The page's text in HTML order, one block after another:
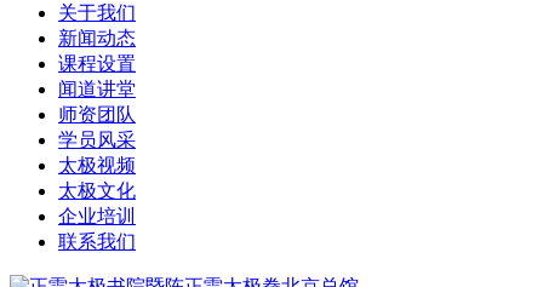
关于我们
新闻动态
课程设置
闻道讲堂
师资团队
学员风采
太极视频
太极文化
企业培训
联系我们